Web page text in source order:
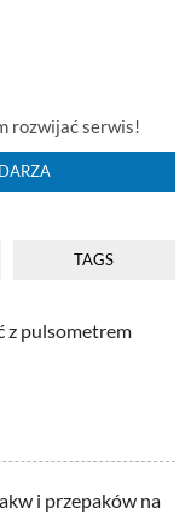
rozwijać serwis!
TAGS
z pulsometrem
i przepaków na